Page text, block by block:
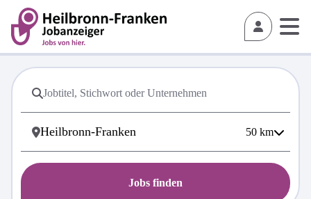
50 km
Jobs finden